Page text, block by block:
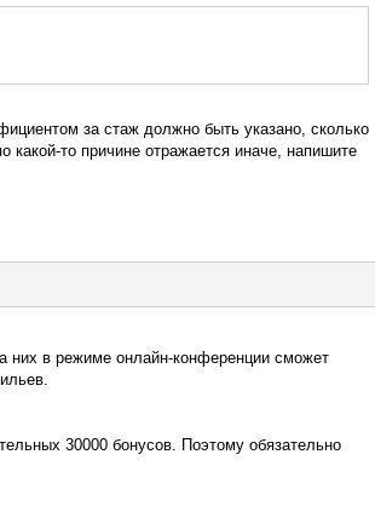
за стаж должно быть указано, сколько
то причине отражается иначе, напишите
них в режиме онлайн-конференции сможет
30000 бонусов. Поэтому обязательно